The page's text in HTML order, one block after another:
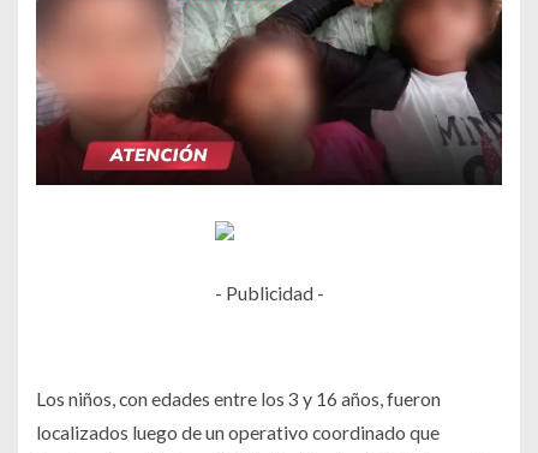
- Publicidad -
Los niños, con edades entre los 3 y 16 años, fueron
localizados luego de un operativo coordinado que